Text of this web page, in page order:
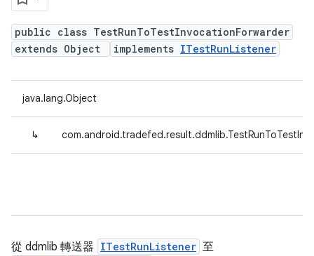
public class TestRunToTestInvocationForwarder
extends Object
implements ITestRunListener
java.lang.Object
↳
從 ddmlib 轉送器 ITestRunListener 至